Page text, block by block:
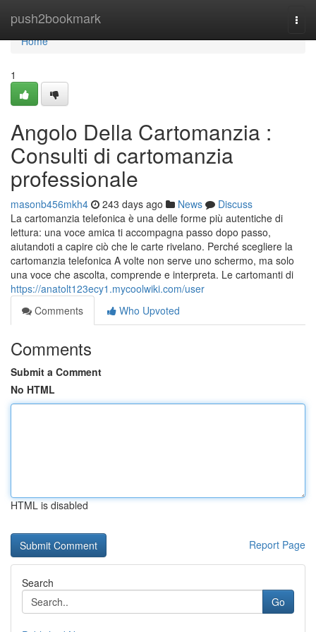
push2bookmark
Home
Home
1
Angolo Della Cartomanzia :
Consulti di cartomanzia
professionale
masonb456mkh4 243 days ago News
Discuss
La cartomanzia telefonica è una delle forme più autentiche di
lettura: una voce amica ti accompagna passo dopo passo,
aiutandoti a capire ciò che le carte rivelano. Perché scegliere la
cartomanzia telefonica A volte non serve uno schermo, ma solo
una voce che ascolta, comprende e interpreta. Le cartomanti di
https://anatolt123ecy1.mycoolwiki.com/user
Comments
Who Upvoted
Comments
Submit a Comment
No HTML
HTML is disabled
Report Page
Search
Go